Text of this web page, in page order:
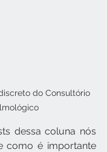
do Consultório
dessa coluna nós
como é importante